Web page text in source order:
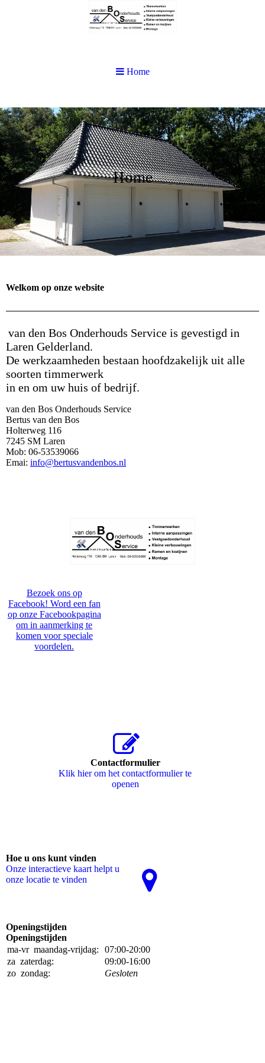
Home
Welkom op onze website
van den Bos Onderhouds Service is gevestigd in
Laren Gelderland.
De werkzaamheden bestaan hoofdzakelijk uit alle
soorten timmerwerk
in en om uw huis of bedrijf.
van den Bos Onderhouds Service
Bertus van den Bos
Holterweg 116
7245 SM Laren
Mob: 06-53539066
Emai: info@bertusvandenbos.nl
Bezoek ons op
Facebook! Word een fan
op onze Facebookpagina
om in aanmerking te
komen voor speciale
voordelen.
Contactformulier
Klik hier om het contactformulier te
openen
Hoe u ons kunt vinden
Onze interactieve kaart helpt u
onze locatie te vinden
Openingstijden
Openingstijden
ma-vr maandag-vrijdag:
07:00-20:00
za zaterdag:
09:00-16:00
zo zondag: Gesloten
Home